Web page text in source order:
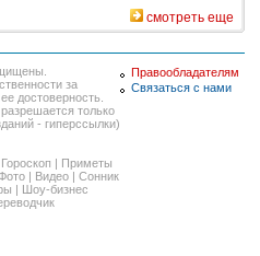
смотреть еще
за
достоверность.
разрешается только
- гиперссылки)
Гороскоп | Приметы
| Видео | Сонник
| Шоу-бизнес
Правообладателям
Связаться с нами